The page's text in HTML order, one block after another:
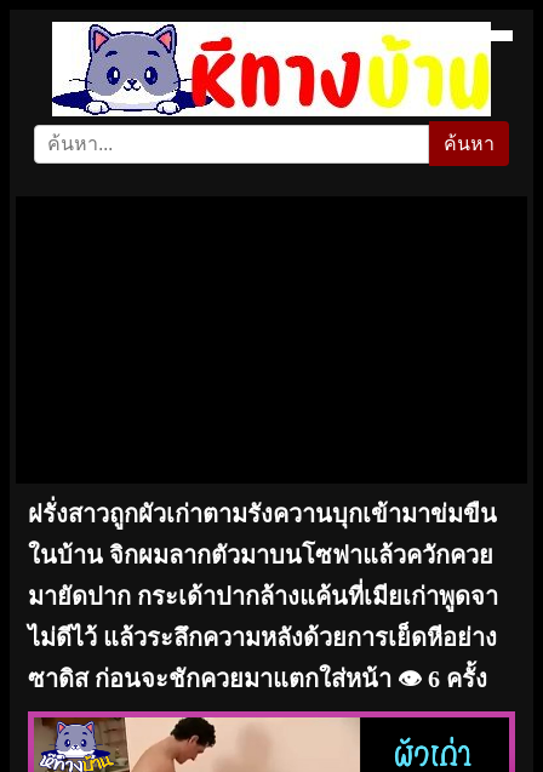
ค้นหา
ฝรั่งสาวถูกผัวเก่าตามรังควานบุกเข้ามาข่มขืน
ในบ้าน จิกผมลากตัวมาบนโซฟาแล้วควักควย
มายัดปาก กระเด้าปากล้างแค้นที่เมียเก่าพูดจา
ไม่ดีไว้ แล้วระลึกความหลังด้วยการเย็ดหีอย่าง
ซาดิส ก่อนจะชักควยมาแตกใส่หน้า 👁️ 6 ครั้ง